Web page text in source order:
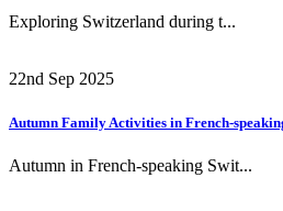
Exploring Switzerland during t...
22nd Sep 2025
Autumn Family Activities in French-
Autumn in French-speaking Swit...